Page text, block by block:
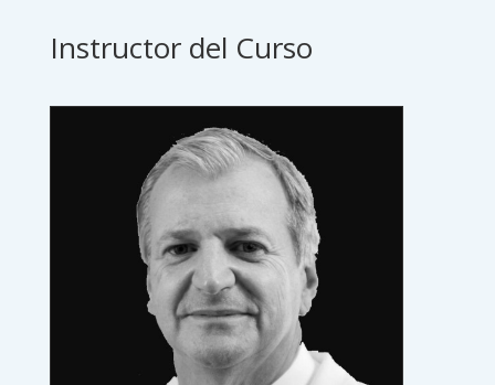
Instructor del Curso